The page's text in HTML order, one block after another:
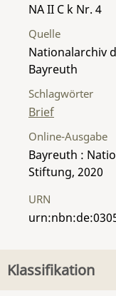
NA II C k Nr. 4
Quelle
Nationalarchiv
Bayreuth
Schlagwörter
Brief
Online-Ausgabe
Bayreuth :
Stiftung, 2020
URN
Klassifikation